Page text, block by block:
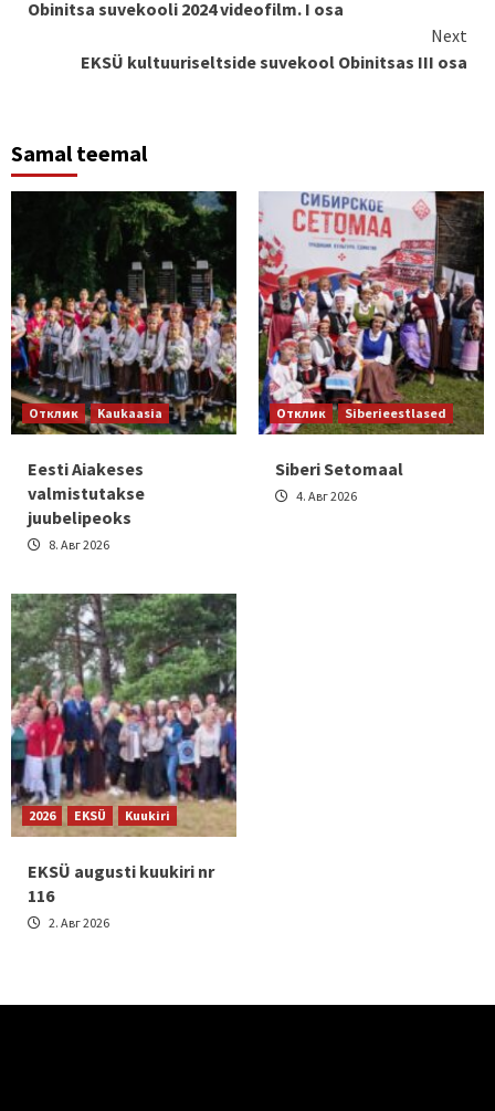
Reading
Obinitsa suvekooli 2024 videofilm. I osa
Next
EKSÜ kultuuriseltside suvekool Obinitsas III osa
Samal teemal
Отклик Kaukaasia
Eesti Aiakeses
valmistutakse
juubelipeoks
8. Авг 2026
Отклик Siberieestlased
Siberi Setomaal
4. Авг 2026
2026 EKSÜ Kuukiri
EKSÜ augusti kuukiri nr
116
2. Авг 2026